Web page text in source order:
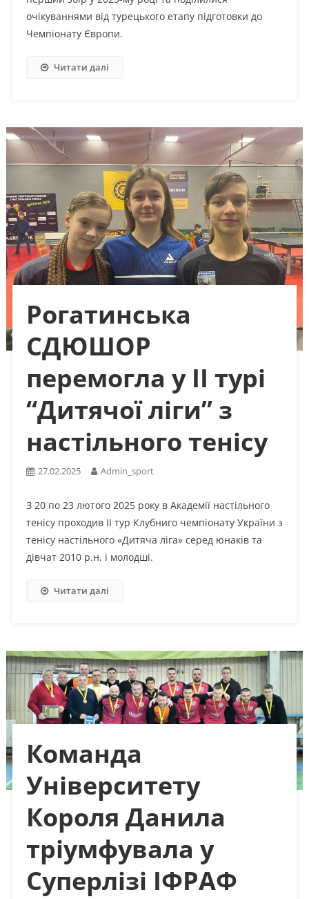
очікуваннями від турецького етапу підготовки до
Чемпіонату Європи.
Читати далі
Рогатинська
СДЮШОР
перемогла у ІІ турі
“Дитячої ліги” з
настільного тенісу
27.02.2025 Admin_sport
З 20 по 23 лютого 2025 року в Академії настільного
тенісу проходив ІІ тур Клубниго чемпіонату України з
тенісу настільного «Дитяча ліга» серед юнаків та
дівчат 2010 р.н. і молодші.
Читати далі
Команда
Університету
Короля Данила
тріумфувала у
Суперлізі ІФРАФ